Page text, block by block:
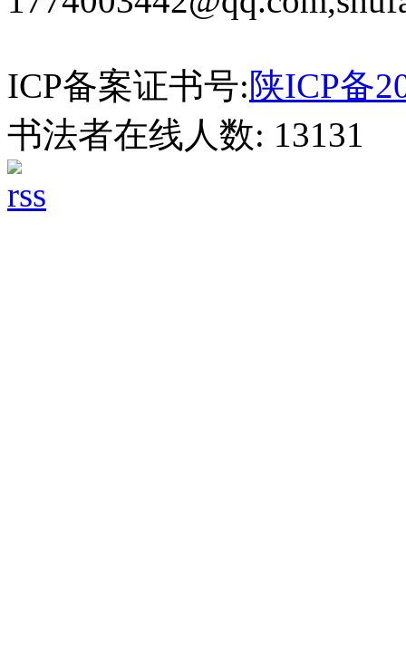
ICP备案证书号:陕ICP备
书法者在线人数: 13131